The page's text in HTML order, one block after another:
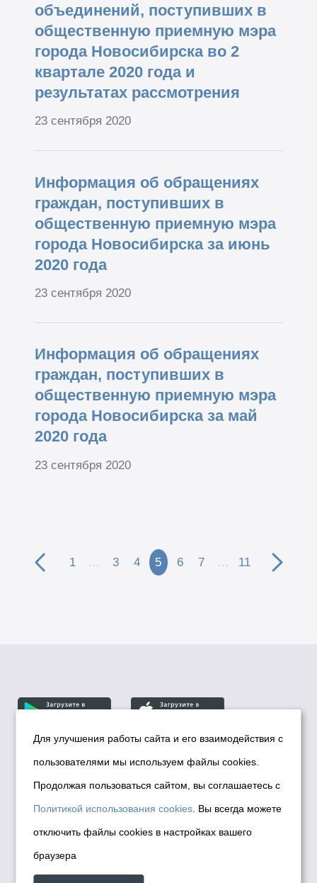
объединений, поступивших в
общественную приемную мэра
города Новосибирска во 2
квартале 2020 года и
результатах рассмотрения
23 сентября 2020
Информация об обращениях
граждан, поступивших в
общественную приемную мэра
города Новосибирска за июнь
2020 года
23 сентября 2020
Информация об обращениях
граждан, поступивших в
общественную приемную мэра
города Новосибирска за май
2020 года
23 сентября 2020
1 … 3 4 5 6 7 … 11
© Департамент информационной политики мэрии
города Новосибирска, 2026
Политика использования Cookies
Политика по обработке персональных
данных в информационных системах
мэрии города Новосибирска
Для улучшения работы сайта и его взаимодействия с
пользователями мы используем файлы cookies.
Продолжая пользоваться сайтом, вы соглашаетесь с
Политикой использования cookies . Вы всегда можете
отключить файлы cookies в настройках вашего
браузера